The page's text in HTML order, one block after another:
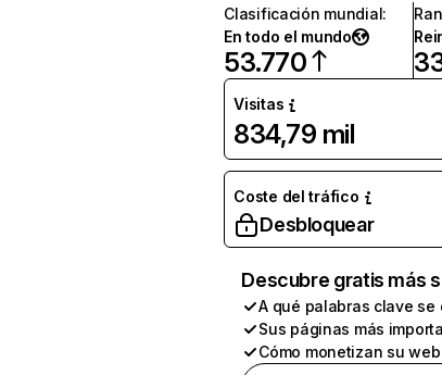
Clasificación mundial:
En todo el mundo
53.770
Visitas
834,79 mil
Coste del tráfico
Desbloquear
Descubre gratis más
A qué palabras clave se
Sus páginas más
Cómo monetizan su web